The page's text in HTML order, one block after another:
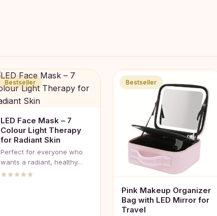
Bestseller
LED Face Mask – 7
Colour Light Therapy
for Radiant Skin
Perfect for everyone who
wants a radiant, healthy…
Bestseller
Pink Makeup Organizer
Bag with LED Mirror for
Travel